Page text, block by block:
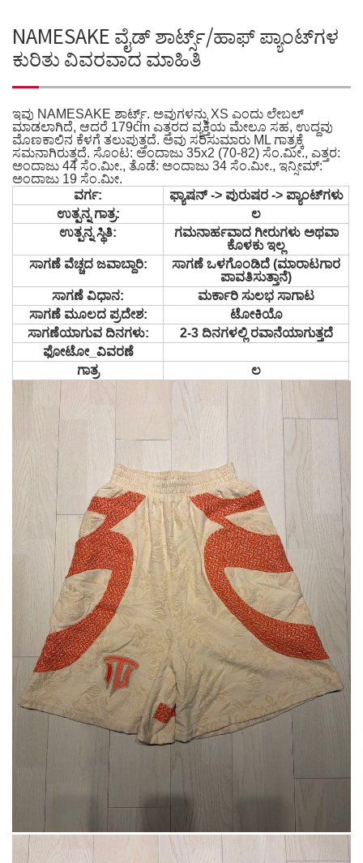
NAMESAKE ವೈಡ್ ಶಾರ್ಟ್ಸ್/ಹಾಫ್ ಪ್ಯಾಂಟ್‌ಗಳ
ಕುರಿತು ವಿವರವಾದ ಮಾಹಿತಿ
ಇವು NAMESAKE ಶಾರ್ಟ್ಸ್. ಅವುಗಳನ್ನು XS ಎಂದು ಲೇಬಲ್
ಮಾಡಲಾಗಿದೆ, ಆದರೆ 179cm ಎತ್ತರದ ವ್ಯಕ್ತಿಯ ಮೇಲೂ ಸಹ, ಉದ್ದವು
ಮೊಣಕಾಲಿನ ಕೆಳಗೆ ತಲುಪುತ್ತದೆ. ಅವು ಸರಿಸುಮಾರು ML ಗಾತ್ರಕ್ಕೆ
ಸಮನಾಗಿರುತ್ತದೆ. ಸೊಂಟ: ಅಂದಾಜು 35x2 (70-82) ಸೆಂ.ಮೀ., ಎತ್ತರ:
ಅಂದಾಜು 44 ಸೆಂ.ಮೀ., ತೊಡೆ: ಅಂದಾಜು 34 ಸೆಂ.ಮೀ., ಇನ್ಸೀಮ್:
ಅಂದಾಜು 19 ಸೆಂ.ಮೀ.
ವರ್ಗ:
ಫ್ಯಾಷನ್ -> ಪುರುಷರ -> ಪ್ಯಾಂಟ್‌ಗಳು
ಉತ್ಪನ್ನ ಗಾತ್ರ:
ಲ
ಉತ್ಪನ್ನ ಸ್ಥಿತಿ:
ಗಮನಾರ್ಹವಾದ ಗೀರುಗಳು ಅಥವಾ
ಕೊಳಕು ಇಲ್ಲ
ಸಾಗಣೆ ವೆಚ್ಚದ ಜವಾಬ್ದಾರಿ:
ಸಾಗಣೆ ಒಳಗೊಂಡಿದೆ (ಮಾರಾಟಗಾರ
ಪಾವತಿಸುತ್ತಾನೆ)
ಸಾಗಣೆ ವಿಧಾನ:
ಮರ್ಕಾರಿ ಸುಲಭ ಸಾಗಾಟ
ಸಾಗಣೆ ಮೂಲದ ಪ್ರದೇಶ:
ಟೋಕಿಯೊ
ಸಾಗಣೆಯಾಗುವ ದಿನಗಳು:
2-3 ದಿನಗಳಲ್ಲಿ ರವಾನೆಯಾಗುತ್ತದೆ
ಫೋಟೋ_ವಿವರಣೆ
ಗಾತ್ರ
ಲ